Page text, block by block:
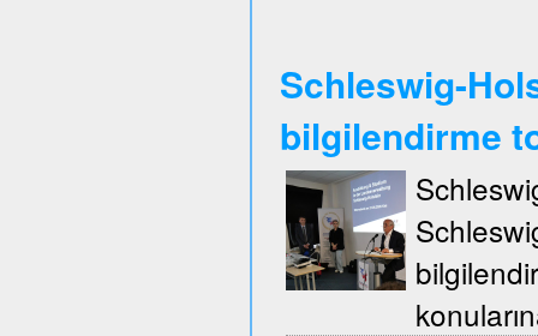
Schleswig-
bilgilendirme